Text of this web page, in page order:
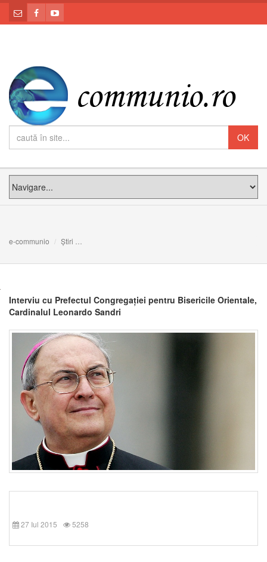
e-communio Știri
Interviu cu Prefectul Congregației pentru Bisericile Orientale,
Cardinalul Leonardo Sandri
27 Iul 2015 5258